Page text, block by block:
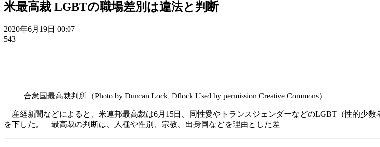
米最高裁 LGBTの職場差別は違法と判断
2020年6月19日 00:07
543
合衆国最高裁判所（Photo by Duncan Lock, Dflock Used by permission Creative Commons）
産経新聞などによると、米連邦最高裁は6月15日、同性愛やトランスジェンダーなどのLGBT（性的少
を下した。 最高裁の判断は、人種や性別、宗教、出身国などを理由とした差